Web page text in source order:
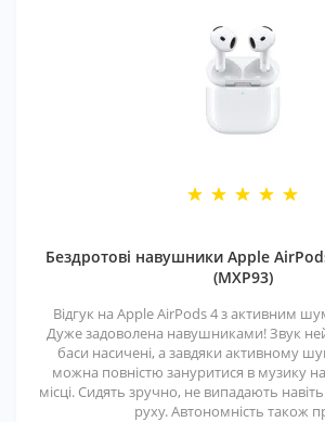
Бездротові навушники Apple
(MXP93)
Відгук на Apple AirPods 4 з активним
Дуже задоволена навушниками! Звук
баси насичені, а завдяки активному
можна повністю зануритися в музику
місці. Сидять зручно, не випадають
руху. Автономність також